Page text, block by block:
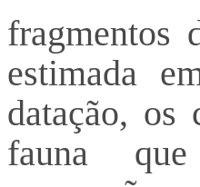
fragmentos
estimada
datação, os
fauna